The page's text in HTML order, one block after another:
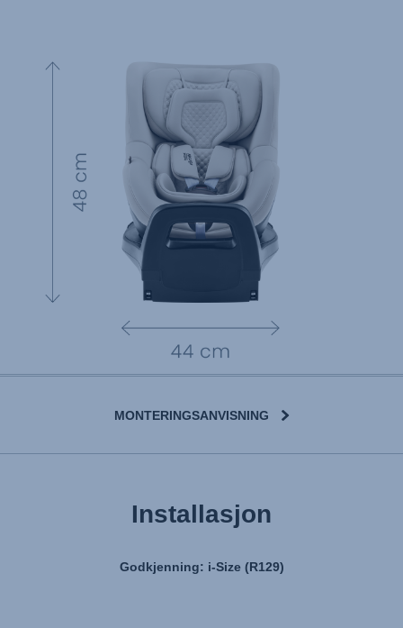
MONTERINGSANVISNING
Installasjon
Godkjenning: i-Size (R129)